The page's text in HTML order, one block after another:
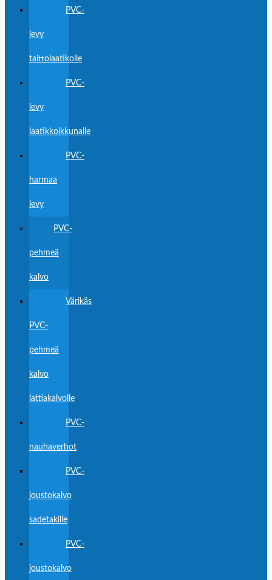
PVC-
levy
taittolaatikolle
PVC-
levy
laatikkoikkunalle
PVC-
harmaa
levy
PVC-
pehmeä
kalvo
Värikäs
PVC-
pehmeä
kalvo
lattiakalvolle
PVC-
nauhaverhot
PVC-
joustokalvo
sadetakille
PVC-
joustokalvo